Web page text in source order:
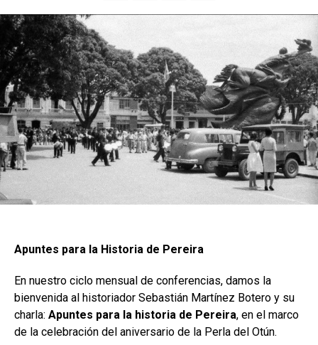
Apuntes para la Historia de Pereira
En nuestro ciclo mensual de conferencias, damos la
bienvenida al historiador Sebastián Martínez Botero y su
charla: Apuntes para la historia de Pereira, en el marco
de la celebración del aniversario de la Perla del Otún.